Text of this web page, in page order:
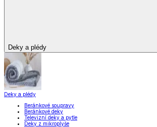
Deky a plédy
Deky a plédy
Beránkové soupravy
Beránkové deky
Televizní deky a pytle
Deky z mikroplyše